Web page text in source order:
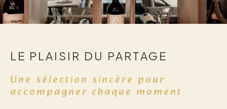
LE PLAISIR DU PARTAGE
Une sélection sincère pour
accompagner chaque moment